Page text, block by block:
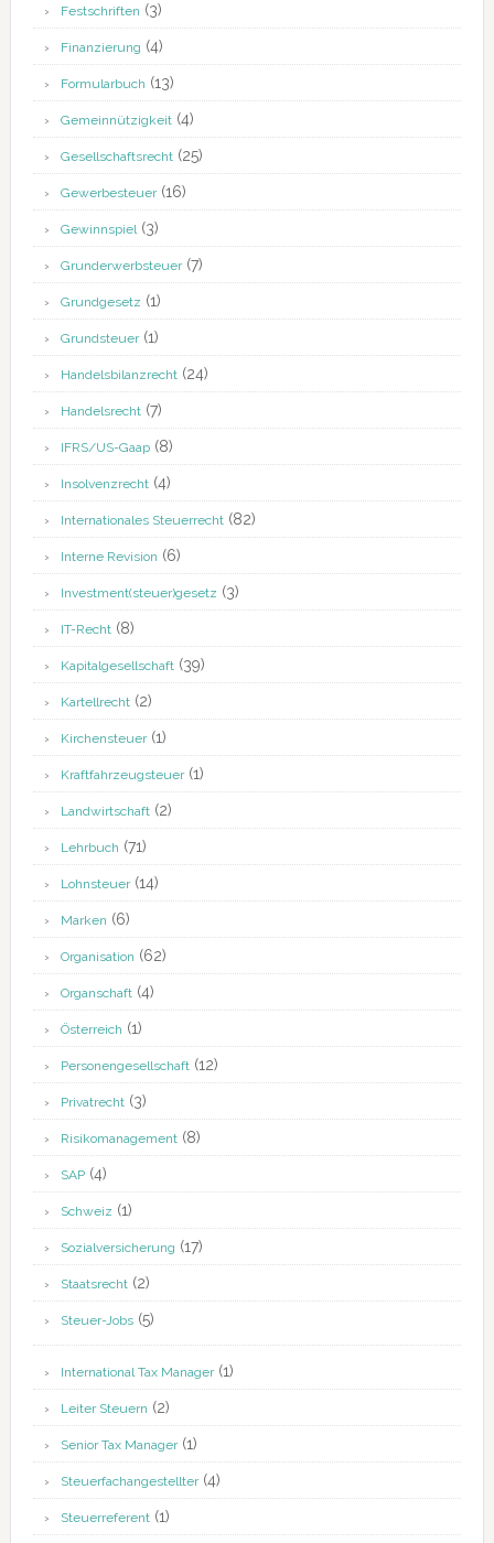
Festschriften (3)
Finanzierung (4)
Formularbuch (13)
Gemeinnützigkeit(4)
Gesellschaftsrecht(25)
Gewerbesteuer(16)
Gewinnspiel(3)
Grunderwerbsteuer(7)
Grundgesetz (1)
Grundsteuer(1)
Handelsbilanzrecht(24)
Handelsrecht(7)
IFRS/US-Gaap(8)
Insolvenzrecht(4)
Internationales Steuerrecht(82)
Interne Revision (6)
Investment(steuer)gesetz (3)
IT-Recht(8)
Kapitalgesellschaft(39)
Kartellrecht(2)
Kirchensteuer(1)
Kraftfahrzeugsteuer(1)
Landwirtschaft(2)
Lehrbuch (71)
Lohnsteuer(14)
Marken (6)
Organisation (62)
Organschaft(4)
Österreich (1)
Personengesellschaft(12)
Privatrecht(3)
Risikomanagement(8)
SAP(4)
Schweiz (1)
Sozialversicherung (17)
Staatsrecht(2)
Steuer-Jobs(5)
International Tax Manager(1)
Leiter Steuern (2)
Senior Tax Manager(1)
Steuerfachangestellter(4)
Steuerreferent(1)